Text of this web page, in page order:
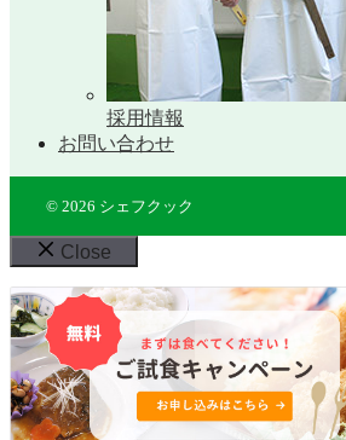
採用情報
お問い合わせ
© 2026 シェフクック
Close